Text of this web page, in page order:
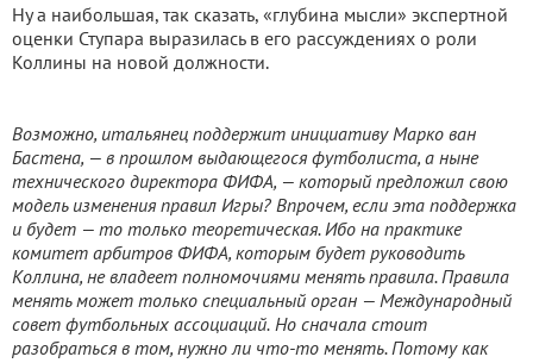
Ну а наибольшая, так сказать, «глубина мысли» экспертной
оценки Ступара выразилась в его рассуждениях о роли
Коллины на новой должности.
Возможно, итальянец поддержит инициативу Марко ван
Бастена, — в прошлом выдающегося футболиста, а ныне
технического директора ФИФА, — который предложил свою
модель изменения правил Игры? Впрочем, если эта поддержка
и будет — то только теоретическая. Ибо на практике
комитет арбитров ФИФА, которым будет руководить
Коллина, не владеет полномочиями менять правила. Правила
менять может только специальный орган — Международный
совет футбольных ассоциаций. Но сначала стоит
разобраться в том, нужно ли что-то менять. Потому как